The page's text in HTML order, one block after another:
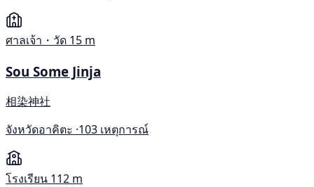
ศาลเจ้า・วัด 15 m
Sou Some Jinja
相染神社
จังหวัดอาคิตะ ·103 เหตุการณ์
โรงเรียน 112 m